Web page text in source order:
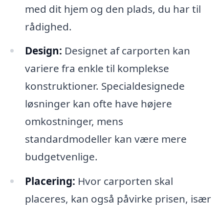
med dit hjem og den plads, du har til
rådighed.
Design: Designet af carporten kan
variere fra enkle til komplekse
konstruktioner. Specialdesignede
løsninger kan ofte have højere
omkostninger, mens
standardmodeller kan være mere
budgetvenlige.
Placering: Hvor carporten skal
placeres, kan også påvirke prisen, især